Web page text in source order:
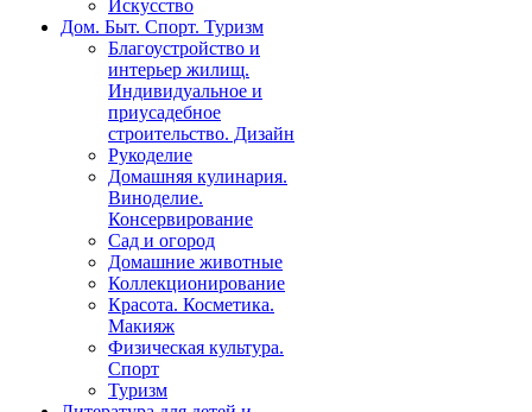
Искусство
Дом. Быт. Спорт. Туризм
Благоустройство и
интерьер жилищ.
Индивидуальное и
приусадебное
строительство. Дизайн
Рукоделие
Домашняя кулинария.
Виноделие.
Консервирование
Сад и огород
Домашние животные
Коллекционирование
Красота. Косметика.
Макияж
Физическая культура.
Спорт
Туризм